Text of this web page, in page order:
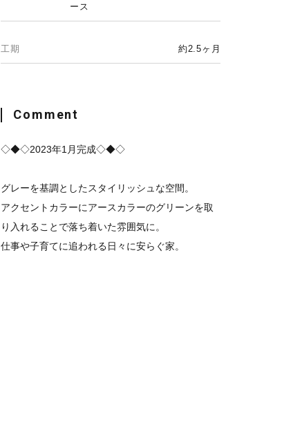
ース
工期 約2.5ヶ月
Comment
◇◆◇2023年1月完成◇◆◇
グレーを基調としたスタイリッシュな空間。
アクセントカラーにアースカラーのグリーンを取
り入れることで落ち着いた雰囲気に。
仕事や子育てに追われる日々に安らぐ家。